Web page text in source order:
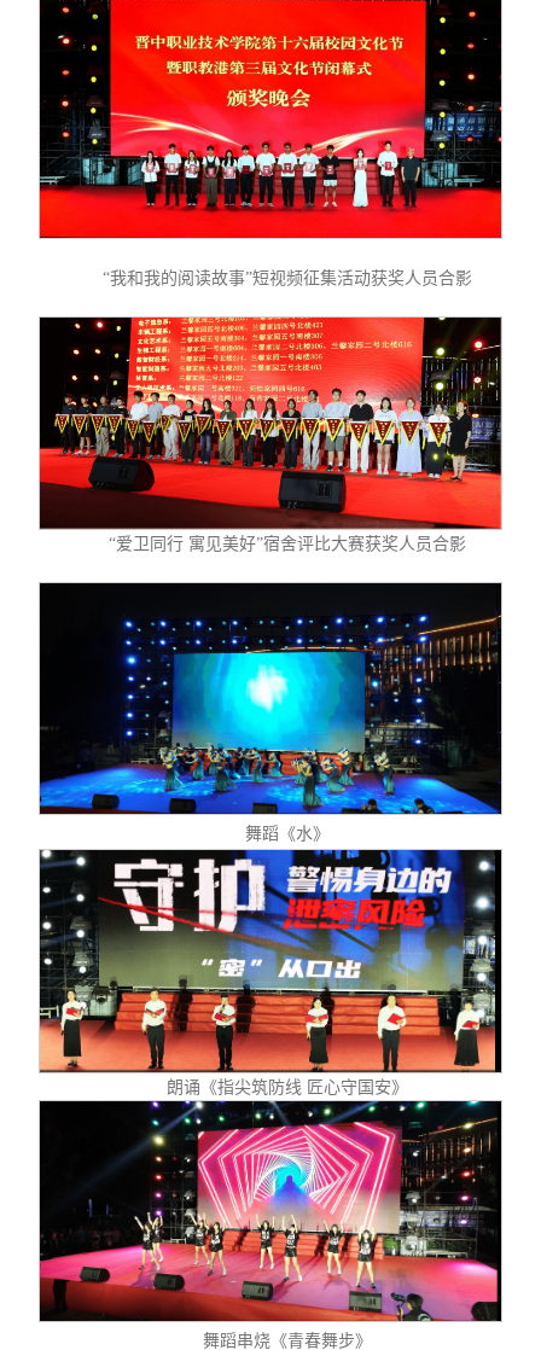
“我和我的阅读故事”短视频征集活动获奖人员合影
“爱卫同行 寓见美好”宿舍评比大赛获奖人员合影
舞蹈《水》
朗诵《指尖筑防线 匠心守国安》
舞蹈串烧《青春舞步》